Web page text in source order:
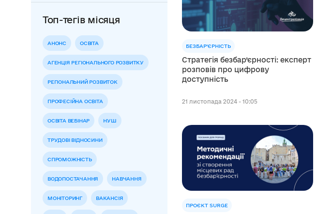
Топ-тегів місяця
АНОНС ОСВІТА
АГЕНЦІЯ РЕГІОНАЛЬНОГО РОЗВИТКУ
РЕГІОНАЛЬНИЙ РОЗВИТОК
ПРОФЕСІЙНА ОСВІТА
ОСВІТА ВЕБІНАР НУШ
ТРУДОВІ ВІДНОСИНИ
СПРОМОЖНІСТЬ
ВОДОПОСТАЧАННЯ НАВЧАННЯ
МОНІТОРИНГ ВАКАНСІЯ
БЕЗБАР'ЄРНІСТЬ
Стратегія безбар’єрності: експерт
розповів про цифрову
доступність
21 листопада 2024 - 10:05
ПРОЄКТ SURGE